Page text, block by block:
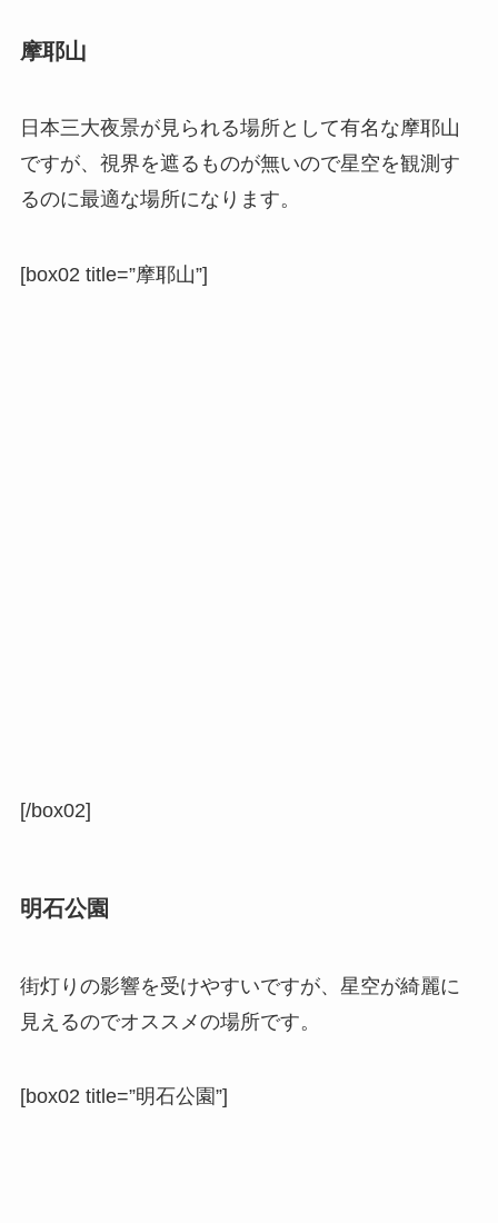
摩耶山
日本三大夜景が見られる場所として有名な摩耶山
ですが、視界を遮るものが無いので星空を観測す
るのに最適な場所になります。
[box02 title=”摩耶山”]
[/box02]
明石公園
街灯りの影響を受けやすいですが、星空が綺麗に
見えるのでオススメの場所です。
[box02 title=”明石公園”]